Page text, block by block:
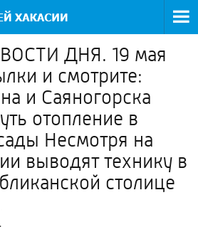
ДНЯ. 19 мая
и смотрите:
и Саяногорска
отопление в
Несмотря на
выводят технику в
столице